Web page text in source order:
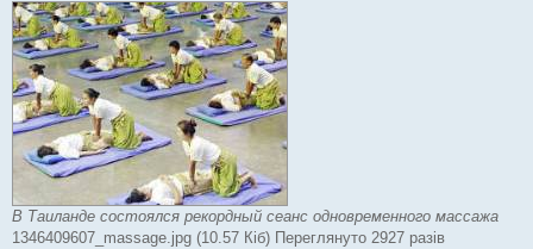
в
і
д
о
м
л
е
н
н
я
В Таиланде состоялся рекордный сеанс одновременного массажа
1346409607_massage.jpg (10.57 Кіб) Переглянуто 2927 разів